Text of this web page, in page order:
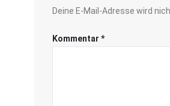
Deine E-Mail-Adresse wird
Kommentar *